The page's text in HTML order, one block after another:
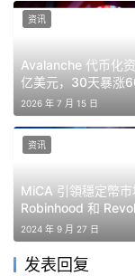
产品（如电子游
银行家和消费者
自2025年10月以
所质疑该特许是
存款保险，增加
假设尚未经过如
全国社区再投资联
Avalanche 代币化
亿美元，30天暴涨
RWA网络前五
2026 年 7 月 15 日
资讯
MiCA 引領穩定幣市
Robinhood 和
加入
2024 年 9 月 27 日
资讯
发表回复